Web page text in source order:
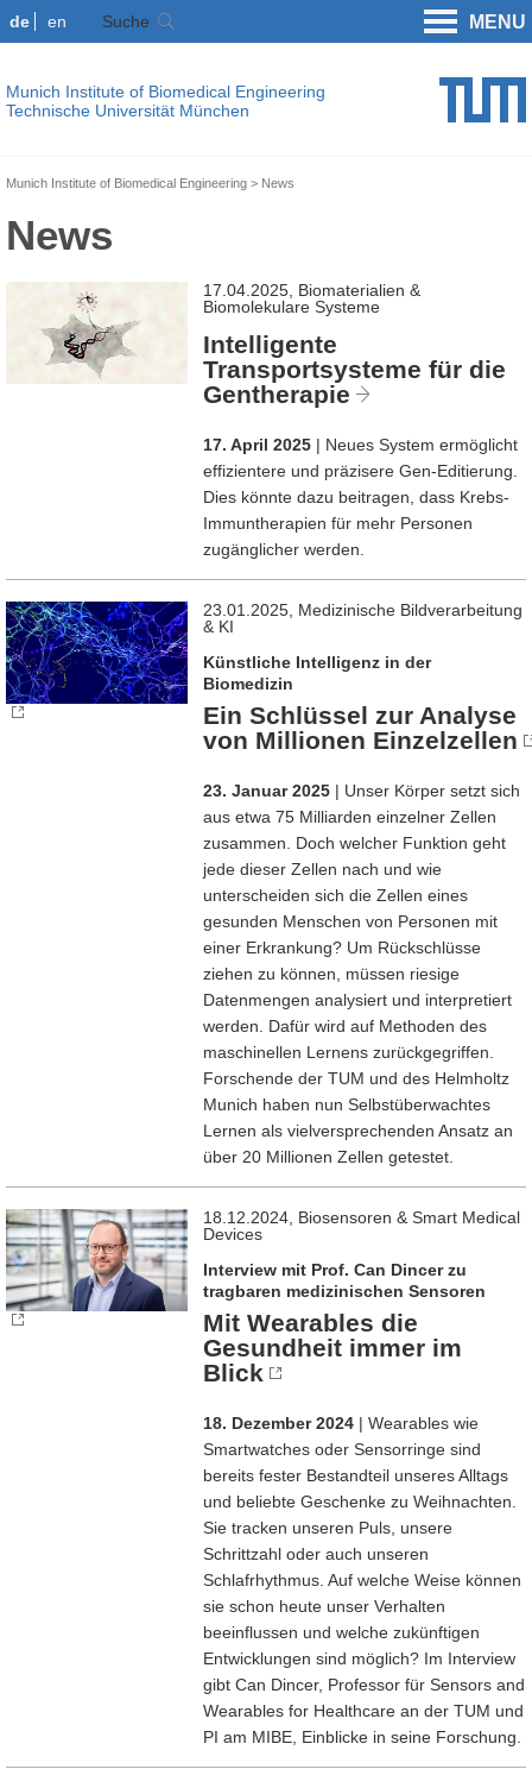
de en Suche MENU
Munich Institute of Biomedical Engineering
Technische Universität München
Munich Institute of Biomedical Engineering News
News
17.04.2025, Biomaterialien &
Biomolekulare Systeme
Intelligente
Transportsysteme für die
Gentherapie
17. April 2025 | Neues System ermöglicht
effizientere und präzisere Gen-Editierung.
Dies könnte dazu beitragen, dass Krebs-
Immuntherapien für mehr Personen
zugänglicher werden.
23.01.2025, Medizinische Bildverarbeitung
& KI
Künstliche Intelligenz in der
Biomedizin
Ein Schlüssel zur Analyse
von Millionen Einzelzellen
23. Januar 2025 | Unser Körper setzt sich
aus etwa 75 Milliarden einzelner Zellen
zusammen. Doch welcher Funktion geht
jede dieser Zellen nach und wie
unterscheiden sich die Zellen eines
gesunden Menschen von Personen mit
einer Erkrankung? Um Rückschlüsse
ziehen zu können, müssen riesige
Datenmengen analysiert und interpretiert
werden. Dafür wird auf Methoden des
maschinellen Lernens zurückgegriffen.
Forschende der TUM und des Helmholtz
Munich haben nun Selbstüberwachtes
Lernen als vielversprechenden Ansatz an
über 20 Millionen Zellen getestet.
18.12.2024, Biosensoren & Smart Medical
Devices
Interview mit Prof. Can Dincer zu
tragbaren medizinischen Sensoren
Mit Wearables die
Gesundheit immer im
Blick
18. Dezember 2024 | Wearables wie
Smartwatches oder Sensorringe sind
bereits fester Bestandteil unseres Alltags
und beliebte Geschenke zu Weihnachten.
Sie tracken unseren Puls, unsere
Schrittzahl oder auch unseren
Schlafrhythmus. Auf welche Weise können
sie schon heute unser Verhalten
beeinflussen und welche zukünftigen
Entwicklungen sind möglich? Im Interview
gibt Can Dincer, Professor für Sensors and
Wearables for Healthcare an der TUM und
PI am MIBE, Einblicke in seine Forschung.